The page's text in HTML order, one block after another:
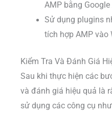
AMP bằng Google
Sử dụng plugins
tích hợp AMP vào
Kiểm Tra Và Đánh Giá
Sau khi thực hiện các
và đánh giá hiệu quả là
sử dụng các công cụ